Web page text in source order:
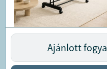
Ajánlott